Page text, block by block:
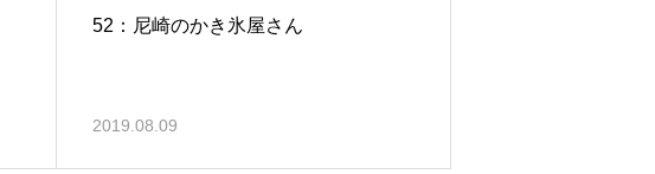
52：尼崎のかき氷屋さん
2019.08.09